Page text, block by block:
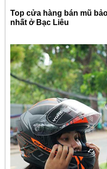
Top cửa hàng bán mũ
nhất ở Bạc Liêu